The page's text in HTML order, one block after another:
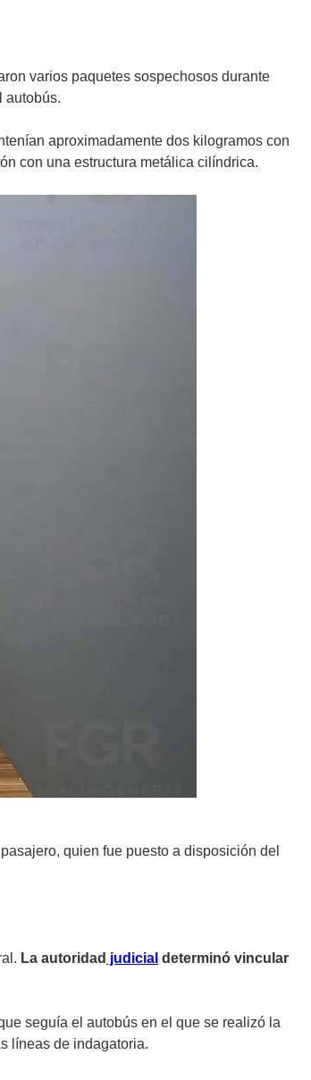
varios paquetes sospechosos durante
autobús.
aproximadamente dos kilogramos con
con una estructura metálica cilíndrica.
quien fue puesto a disposición del
La autoridad judicial determinó vincular
seguía el autobús en el que se realizó la
líneas de indagatoria.